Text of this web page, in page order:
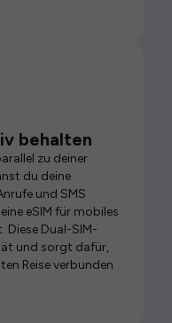
behalten
zu deiner
du deine
und SMS
eSIM für mobiles
Diese Dual-SIM-
und sorgt dafür,
Reise verbunden